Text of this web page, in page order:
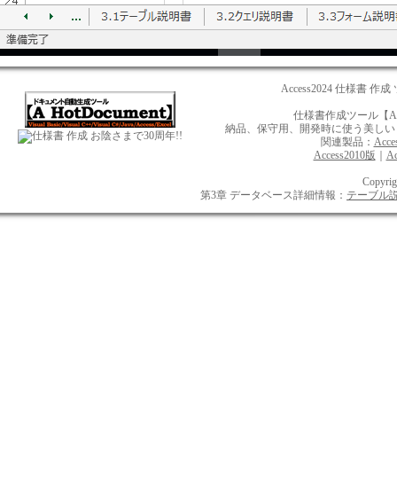
お陰さまで30周年!!
Access2024 仕様書 作
仕様書作成ツール【
納品、保守用、開発時に使う美し
関連製品：
Access2010版
第3章 データベース詳細情報： テーブル